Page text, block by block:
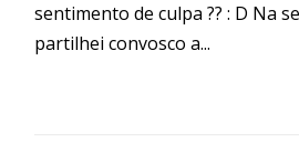
sentimento de culpa ?? : D Na
partilhei convosco a...